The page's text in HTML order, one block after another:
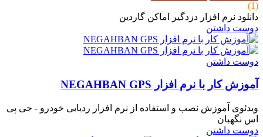
(1)
دانلود نرم افزار دزدگیر اماکن گاردین
دوست داشتن
دوست داشتن
آموزش کار با نرم افزار NEGAHBAN GPS
ویدئوی آموزش نصب و استفاده از نرم افزار ردیابی خودرو - جی پی
اس نگهبان
دوست داشتن